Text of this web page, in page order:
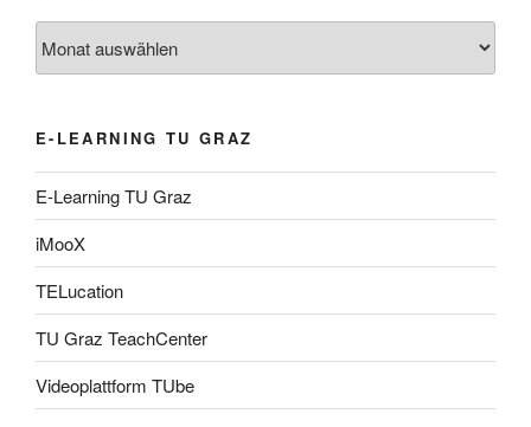
E-LEARNING TU GRAZ
E-Learning TU Graz
iMooX
TELucation
TU Graz TeachCenter
Videoplattform TUbe